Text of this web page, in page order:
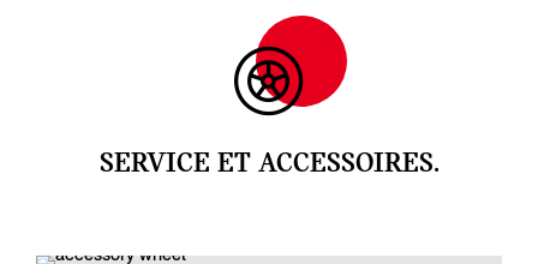
SERVICE ET ACCESSOIRES.